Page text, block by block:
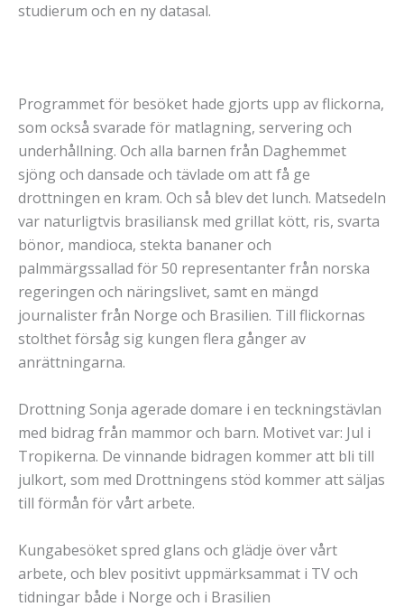
studierum och en ny datasal.
Programmet för besöket hade gjorts upp av flickorna,
som också svarade för matlagning, servering och
underhållning. Och alla barnen från Daghemmet
sjöng och dansade och tävlade om att få ge
drottningen en kram. Och så blev det lunch. Matsedeln
var naturligtvis brasiliansk med grillat kött, ris, svarta
bönor, mandioca, stekta bananer och
palmmärgssallad för 50 representanter från norska
regeringen och näringslivet, samt en mängd
journalister från Norge och Brasilien. Till flickornas
stolthet försåg sig kungen flera gånger av
anrättningarna.
Drottning Sonja agerade domare i en teckningstävlan
med bidrag från mammor och barn. Motivet var: Jul i
Tropikerna. De vinnande bidragen kommer att bli till
julkort, som med Drottningens stöd kommer att säljas
till förmån för vårt arbete.
Kungabesöket spred glans och glädje över vårt
arbete, och blev positivt uppmärksammat i TV och
tidningar både i Norge och i Brasilien